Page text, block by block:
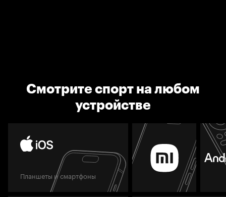
Смотрите спорт на любом
устройстве
Планшеты и смартфоны